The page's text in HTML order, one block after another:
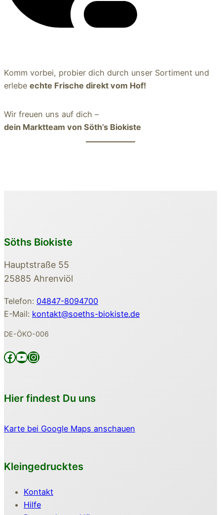
Komm vorbei, probier dich durch unser Sortiment und
erlebe echte Frische direkt vom Hof!
Wir freuen uns auf dich –
dein Marktteam von Söth’s Biokiste
Söths Biokiste
Hauptstraße 55
25885 Ahrenviöl
Telefon: 04847-8094700
E-Mail: kontakt@soeths-biokiste.de
DE-ÖKO-006
Facebook YouTube Instagram
Hier findest Du uns
Karte bei Google Maps anschauen
Kleingedrucktes
Kontakt
Hilfe